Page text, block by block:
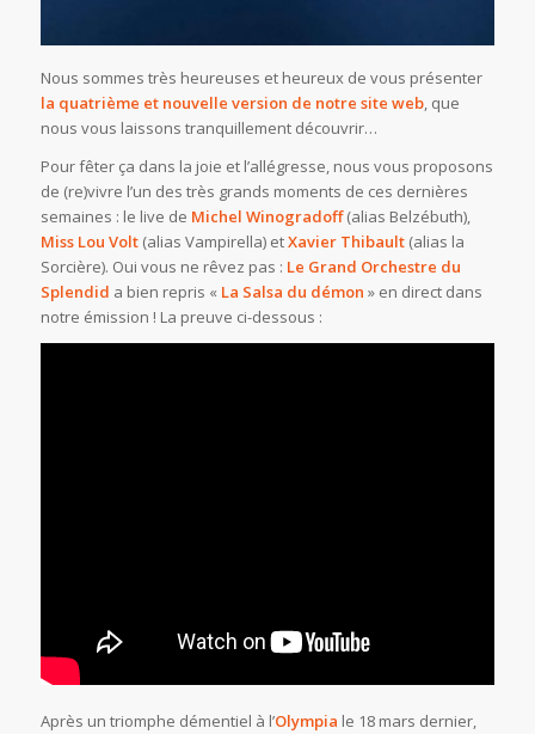
Nous sommes très heureuses et heureux de vous présenter
la quatrième et nouvelle version de notre site web, que
nous vous laissons tranquillement découvrir…
Pour fêter ça dans la joie et l’allégresse, nous vous proposons
de (re)vivre l’un des très grands moments de ces dernières
semaines : le live de Michel Winogradoff(alias Belzébuth),
Miss Lou Volt(alias Vampirella) etXavier Thibault(alias la
Sorcière). Oui vous ne rêvez pas : Le Grand Orchestre du
Splendid a bien repris « La Salsa du démon » en direct dans
notre émission ! La preuve ci-dessous :
Après un triomphe démentiel à l’Olympia le 18 mars dernier,